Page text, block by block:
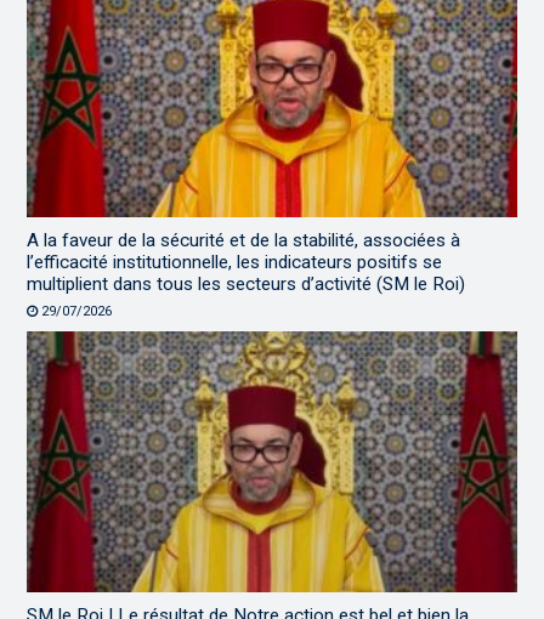
A la faveur de la sécurité et de la stabilité, associées à
l’efficacité institutionnelle, les indicateurs positifs se
multiplient dans tous les secteurs d’activité (SM le Roi)
29/07/2026